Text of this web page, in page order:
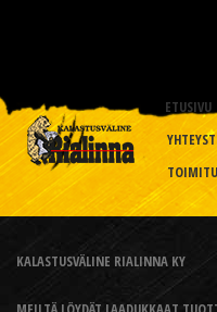
ETUSIVU
KALASTUSVÄLINE RIALINNA KY